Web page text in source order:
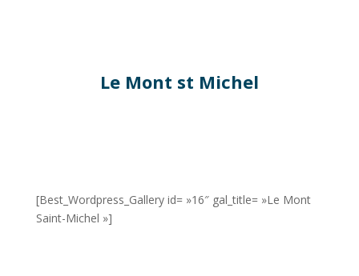
Le Mont st Michel
[Best_Wordpress_Gallery id= »16″ gal_title= »Le Mont
Saint-Michel »]